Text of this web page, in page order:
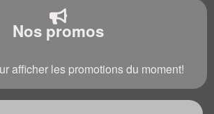
Nos promos
afficher les promotions du moment!